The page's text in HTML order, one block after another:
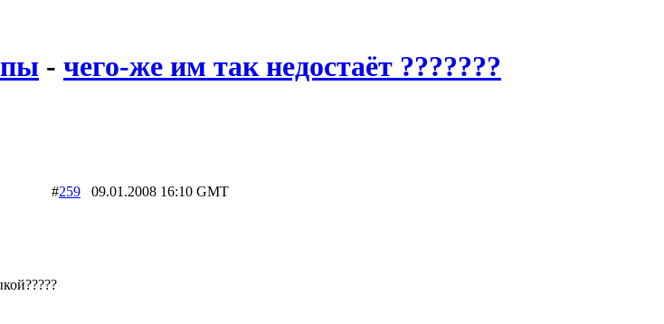
- чего-же им так недостаёт ???????
#259 09.01.2008 16:10 GMT